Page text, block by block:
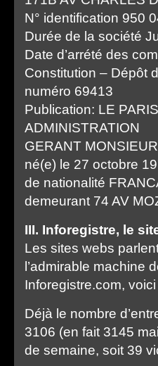
N° identification 950
Durée de la société
Date d’arrété des
Constitution – Dépôt
numéro 69413
Publication: LE
ADMINISTRATION
GERANT
né(e) le 27 octobre
de nationalité
demeurant 74 AV
III. Inforegistre, le
Les sites webs
l’admirable machine
Inforegistre.com,
Déjà le nombre
3106 (en fait 3145
de semaine, soit 39